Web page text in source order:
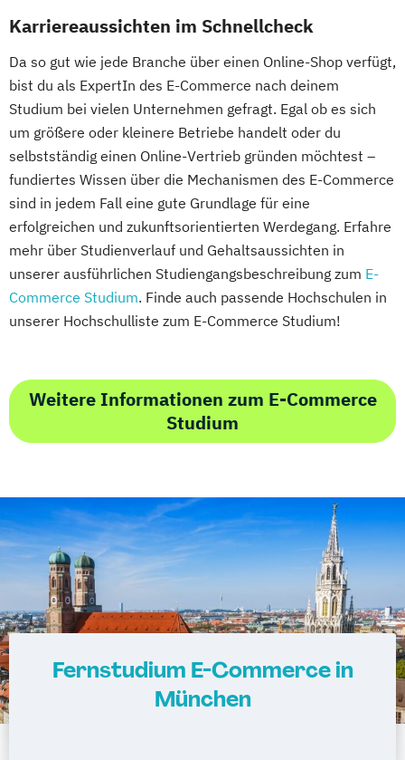
Karriereaussichten im Schnellcheck
Da so gut wie jede Branche über einen Online-Shop verfügt,
bist du als ExpertIn des E-Commerce nach deinem
Studium bei vielen Unternehmen gefragt. Egal ob es sich
um größere oder kleinere Betriebe handelt oder du
selbstständig einen Online-Vertrieb gründen möchtest –
fundiertes Wissen über die Mechanismen des E-Commerce
sind in jedem Fall eine gute Grundlage für eine
erfolgreichen und zukunftsorientierten Werdegang. Erfahre
mehr über Studienverlauf und Gehaltsaussichten in
unserer ausführlichen Studiengangsbeschreibung zum E-
Commerce Studium. Finde auch passende Hochschulen in
unserer Hochschulliste zum E-Commerce Studium!
Weitere Informationen zum E-Commerce
Studium
Fernstudium E-Commerce in
München